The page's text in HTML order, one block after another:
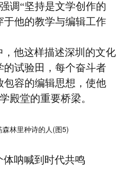
调“坚持是文学创作的
于他的教学与编辑工作
他这样描述深圳的文化
的试验田，每个奋斗者
包容的编辑思想，使他
殿堂的重要桥梁。
呐喊到时代共鸣